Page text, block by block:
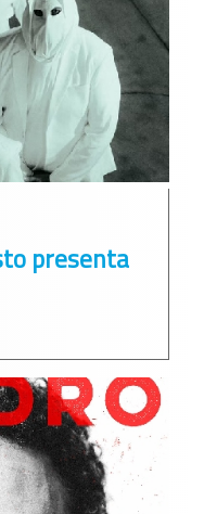
presenta